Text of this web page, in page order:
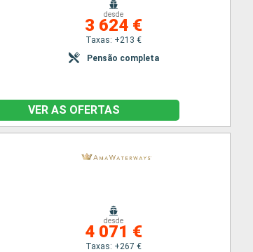
desde
3 624 €
Taxas: +213 €
Pensão completa
VER AS OFERTAS
desde
4 071 €
Taxas: +267 €